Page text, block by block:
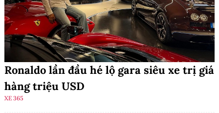
Ronaldo lần đầu hé lộ gara siêu xe trị giá
hàng triệu USD
XE 365